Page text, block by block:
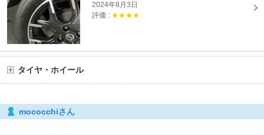
2024年8月3日
評価 : ★★★★
タイヤ・ホイール
mococchiさん